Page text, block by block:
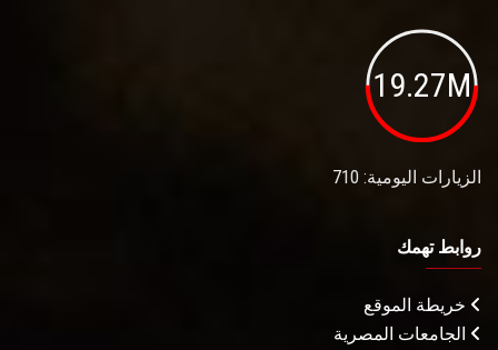
19.27M
الزيارات اليومية: 710
روابط تهمك
خريطة الموقع
الجامعات المصرية